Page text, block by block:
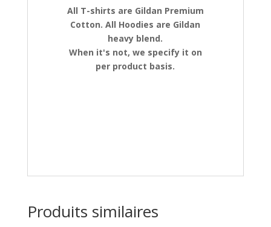
All T-shirts are Gildan Premium
Cotton. All Hoodies are Gildan
heavy blend.
When it's not, we specify it on
per product basis.
Produits similaires